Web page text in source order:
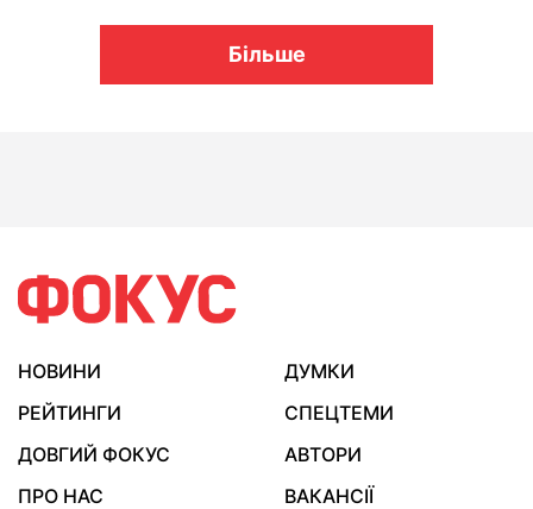
Більше
НОВИНИ
ДУМКИ
РЕЙТИНГИ
СПЕЦТЕМИ
ДОВГИЙ ФОКУС
АВТОРИ
ПРО НАС
ВАКАНСІЇ